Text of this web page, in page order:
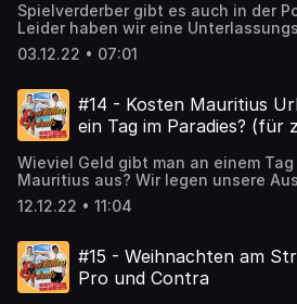
Spielverderber gibt es auch in der
Leider haben wir eine
zugeschickt bekommen. Doch wir
weitermachen, für euch, die treuen
Hosted on Acast. See acast.com/
information.
03.12.22 • 07:01
#14 - Kosten Mauritius
ein Tag im Paradies? (für
Wieviel Geld gibt man an einem
Mauritius aus? Wir legen unsere
zeigen euch eine coole App, mit der
ausländischen Währungen den
more information.
12.12.22 • 11:04
#15 - Weihnachten am
Pro und Contra